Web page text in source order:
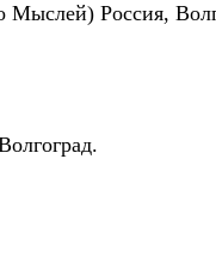
Мыслей) Россия,